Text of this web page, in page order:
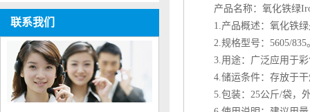
联系我们
产品名称： 氧化铁绿
1.产品概述：氧化铁绿
2.规格型号：5605/835
3.用途：广泛应用于彩
4.储运条件：存放于干
5.包装：25公斤/袋，外